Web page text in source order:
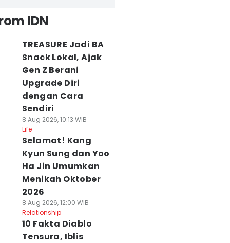
IDN
TREASURE Jadi BA
Snack Lokal, Ajak
Gen Z Berani
Upgrade Diri
dengan Cara
Sendiri
8 Aug 2026, 10:13 WIB
Life
Selamat! Kang
Kyun Sung dan Yoo
Ha Jin Umumkan
Menikah Oktober
2026
8 Aug 2026, 12:00 WIB
Relationship
10 Fakta Diablo
Tensura, Iblis